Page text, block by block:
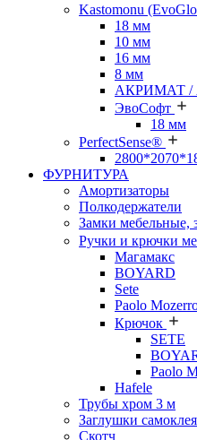
Kastomonu
18 мм
10 мм
16 мм
8 мм
АКРИМАТ /
ЭвоСофт
18 мм
PerfectSense®
ФУРНИТУРА
Амортизаторы
Полкодержатели
Замки мебельные,
Ручки и крючки
Магамакс
BOYARD
Sete
Paolo
Крючок
SETE
Paolo
Hafele
Трубы хром 3 м
Заглушки
Скотч